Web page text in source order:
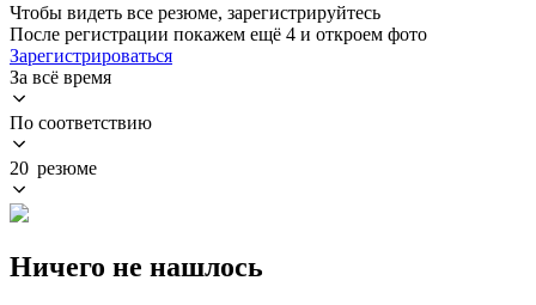
Чтобы видеть все резюме, зарегистрируйтесь
После регистрации покажем ещё 4 и откроем фото
Зарегистрироваться
За всё время
По соответствию
20 резюме
Ничего не нашлось